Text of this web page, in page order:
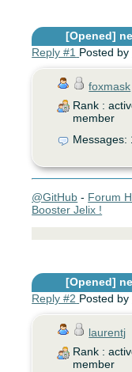
[Opened]
Reply #1 Posted by
foxmask
Rank :
member
Messages:
@GitHub - Forum
Booster Jelix !
[Opened]
Reply #2 Posted by
laurentj
Rank :
member